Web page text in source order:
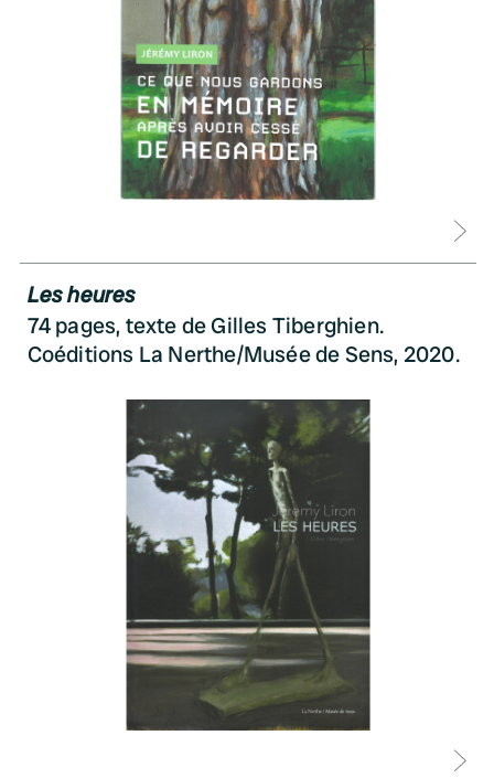
Les heures
74 pages, texte de Gilles Tiberghien.
Coéditions La Nerthe/Musée de Sens, 2020.